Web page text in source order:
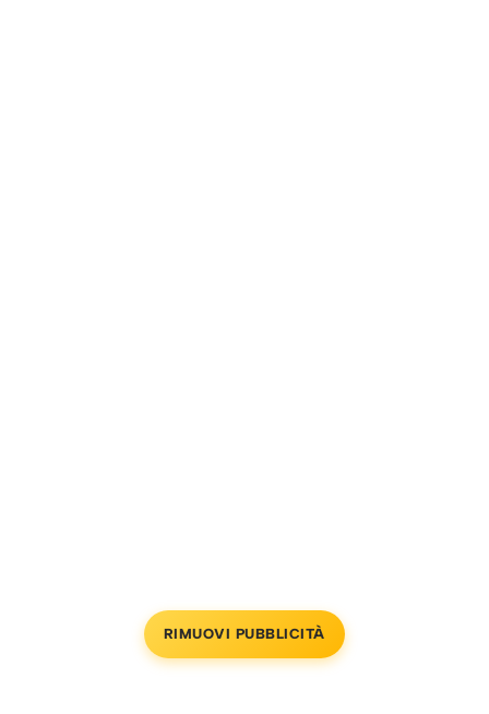
RIMUOVI PUBBLICITÀ